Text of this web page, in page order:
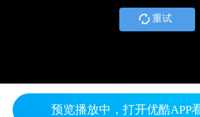
重试
预览播放中，打开优酷APP